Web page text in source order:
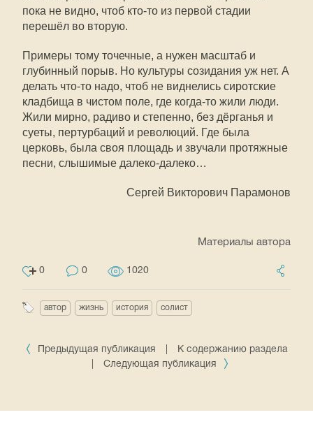
пока не видно, чтоб кто-то из первой стадии
перешёл во вторую.
Примеры тому точечные, а нужен масштаб и
глубинный порыв. Но культуры созидания уж нет. А
делать что-то надо, чтоб не виднелись сиротские
кладбища в чистом поле, где когда-то жили люди.
Жили мирно, радиво и степенно, без дёрганья и
суеты, пертурбаций и революций. Где была
церковь, была своя площадь и звучали протяжные
песни, слышимые далеко-далеко…
Сергей Викторович Парамонов
Материалы автора
0 0 1020
автор жизнь история солист
Предыдущая публикация
К содержанию раздела
Следующая публикация